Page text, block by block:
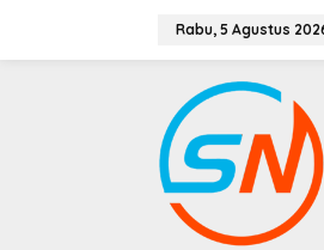
Rabu, 5 Agustus